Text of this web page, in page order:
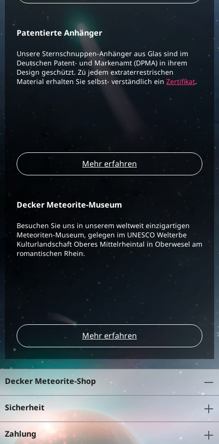
Patentierte Anhänger
Unsere Sternschnuppen-Anhänger aus Glas sind im
Deutschen Patent- und Markenamt (DPMA) in ihrem
Design geschützt. Zu jedem extraterrestrischen
Material erhalten Sie selbst- verständlich ein Zertifikat.
Mehr erfahren
Decker Meteorite-Museum
Besuchen Sie uns in unserem weltweit einzigartigen
Meteoriten-Museum, gelegen im UNESCO Welterbe
Kulturlandschaft Oberes Mittelrheintal in Oberwesel am
romantischen Rhein.
Mehr erfahren
Decker Meteorite-Shop
Sicherheit
Zahlung